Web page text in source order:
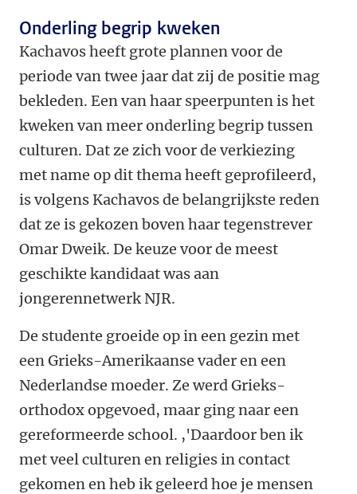
Onderling begrip kweken
Kachavos heeft grote plannen voor de
periode van twee jaar dat zij de positie mag
bekleden. Een van haar speerpunten is het
kweken van meer onderling begrip tussen
culturen. Dat ze zich voor de verkiezing
met name op dit thema heeft geprofileerd,
is volgens Kachavos de belangrijkste reden
dat ze is gekozen boven haar tegenstrever
Omar Dweik. De keuze voor de meest
geschikte kandidaat was aan
jongerennetwerk NJR.
De studente groeide op in een gezin met
een Grieks-Amerikaanse vader en een
Nederlandse moeder. Ze werd Grieks-
orthodox opgevoed, maar ging naar een
gereformeerde school. ,'Daardoor ben ik
met veel culturen en religies in contact
gekomen en heb ik geleerd hoe je mensen